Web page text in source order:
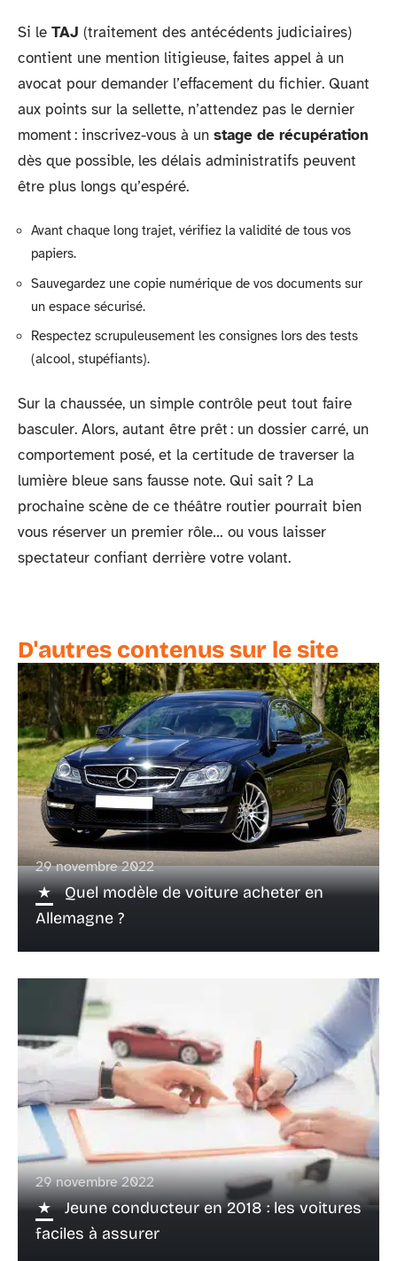
Si le TAJ (traitement des antécédents judiciaires)
contient une mention litigieuse, faites appel à un
avocat pour demander l’effacement du fichier. Quant
aux points sur la sellette, n’attendez pas le dernier
moment : inscrivez-vous à un stage de récupération
dès que possible, les délais administratifs peuvent
être plus longs qu’espéré.
Avant chaque long trajet, vérifiez la validité de tous vos
papiers.
Sauvegardez une copie numérique de vos documents sur
un espace sécurisé.
Respectez scrupuleusement les consignes lors des tests
(alcool, stupéfiants).
Sur la chaussée, un simple contrôle peut tout faire
basculer. Alors, autant être prêt : un dossier carré, un
comportement posé, et la certitude de traverser la
lumière bleue sans fausse note. Qui sait ? La
prochaine scène de ce théâtre routier pourrait bien
vous réserver un premier rôle… ou vous laisser
spectateur confiant derrière votre volant.
D'autres contenus sur le site
29 novembre 2022
Quel modèle de voiture acheter en
Allemagne ?
29 novembre 2022
Jeune conducteur en 2018 : les voitures
faciles à assurer